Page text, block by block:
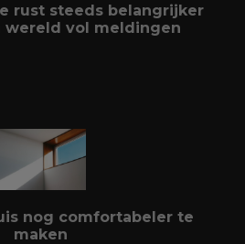
rust steeds belangrijker
wereld vol meldingen
nog comfortabeler te
maken